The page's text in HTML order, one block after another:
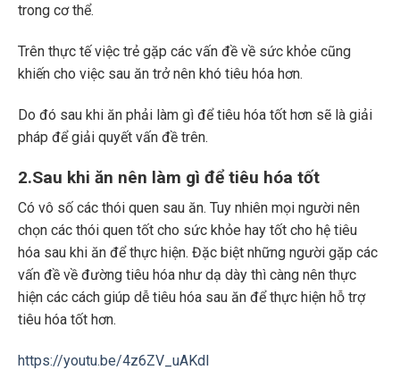
trong cơ thể.
Trên thực tế việc trẻ gặp các vấn đề về sức khỏe cũng
khiến cho việc sau ăn trở nên khó tiêu hóa hơn.
Do đó sau khi ăn phải làm gì để tiêu hóa tốt hơn sẽ là giải
pháp để giải quyết vấn đề trên.
2.Sau khi ăn nên làm gì để tiêu hóa tốt
Có vô số các thói quen sau ăn. Tuy nhiên mọi người nên
chọn các thói quen tốt cho sức khỏe hay tốt cho hệ tiêu
hóa sau khi ăn để thực hiện. Đặc biệt những người gặp các
vấn đề về đường tiêu hóa như dạ dày thì càng nên thực
hiện các cách giúp dễ tiêu hóa sau ăn để thực hiện hỗ trợ
tiêu hóa tốt hơn.
https://youtu.be/4z6ZV_uAKdI